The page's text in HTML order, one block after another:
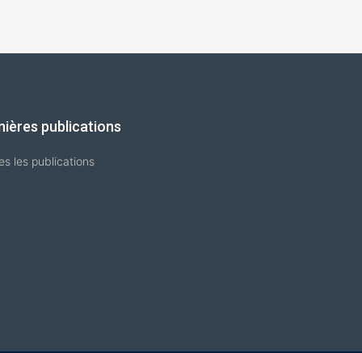
publications
les publications